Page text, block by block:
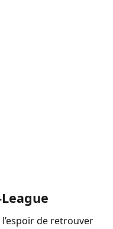
de retrouver